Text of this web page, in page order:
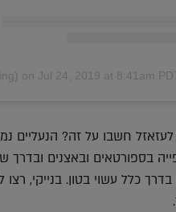
on Jul 24, 2019 at 8:41am
לעזאזל חשבו על זה? הנעליים
בספורטאים ובאצנים
בדרך כלל עשוי בטון. בנייקי,